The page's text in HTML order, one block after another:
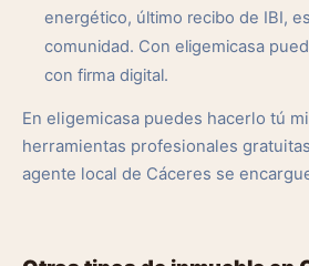
energético, último recibo de IBI,
comunidad. Con eligemicasa
con firma digital.
En eligemicasa puedes hacerlo tú
herramientas profesionales
agente local de Cáceres se